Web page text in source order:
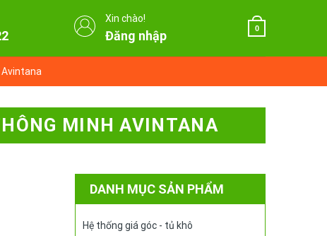
Xin chào!
Đăng nhập
0
Avintana
MINH AVINTANA
DANH MỤC SẢN PHẨM
Hệ thống giá góc - tủ khô